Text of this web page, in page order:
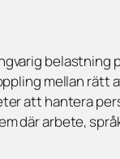
belastning
mellan rätt
att hantera
där arbete,